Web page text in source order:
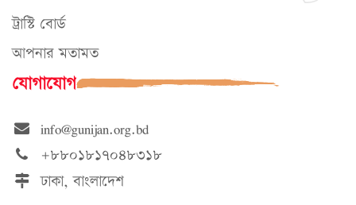
ট্রাস্টি বোর্ড
আপনার মতামত
যোগাযোগ
info@gunijan.org.bd
+৮৮০১৮১৭০৪৮৩১৮
ঢাকা, বাংলাদেশ